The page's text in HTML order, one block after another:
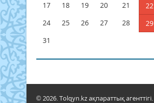
17
18 19 20 21 22
24
25 26 27 28 29
31
© 2026. Tolqyn.kz ақпараттық агенттігі.